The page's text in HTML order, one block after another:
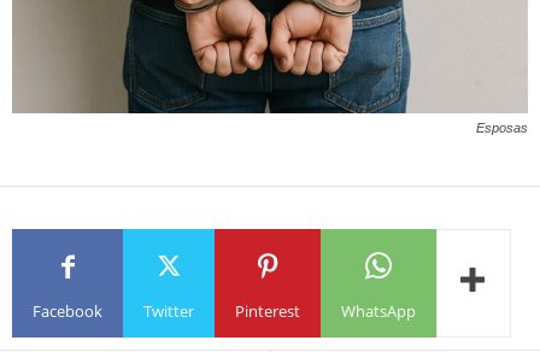
Esposas
Facebook Twitter Pinterest WhatsApp